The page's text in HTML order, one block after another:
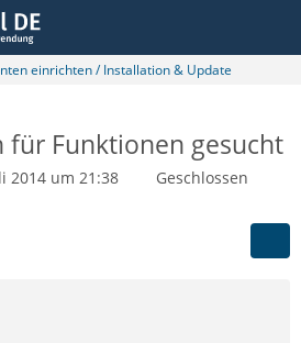
einrichten / Installation & Update
Funktionen gesucht
2014 um 21:38
Geschlossen